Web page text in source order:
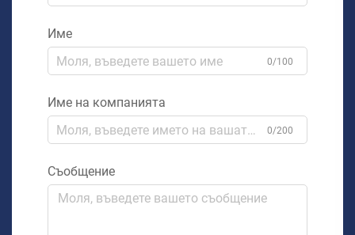
Име
0/100
Име на компанията
0/200
Съобщение